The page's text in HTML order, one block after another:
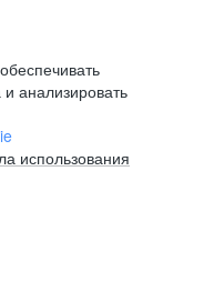
анализировать
использования